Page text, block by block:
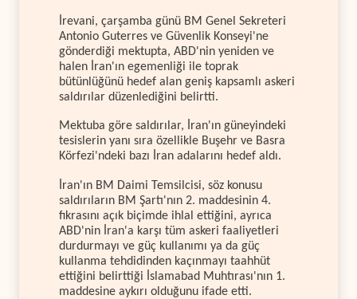
İrevani, çarşamba günü BM Genel Sekreteri
Antonio Guterres ve Güvenlik Konseyi'ne
gönderdiği mektupta, ABD'nin yeniden ve
halen İran'ın egemenliği ile toprak
bütünlüğünü hedef alan geniş kapsamlı askeri
saldırılar düzenlediğini belirtti.
Mektuba göre saldırılar, İran'ın güneyindeki
tesislerin yanı sıra özellikle Buşehr ve Basra
Körfezi'ndeki bazı İran adalarını hedef aldı.
İran'ın BM Daimi Temsilcisi, söz konusu
saldırıların BM Şartı'nın 2. maddesinin 4.
fıkrasını açık biçimde ihlal ettiğini, ayrıca
ABD'nin İran'a karşı tüm askeri faaliyetleri
durdurmayı ve güç kullanımı ya da güç
kullanma tehdidinden kaçınmayı taahhüt
ettiğini belirttiği İslamabad Muhtırası'nın 1.
maddesine aykırı olduğunu ifade etti.